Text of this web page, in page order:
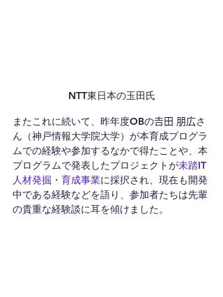
NTT東日本の玉田氏
またこれに続いて、昨年度OBの𠮷田 朋広さ
ん（神戸情報大学院大学）が本育成プログラ
ムでの経験や参加するなかで得たことや、本
プログラムで発表したプロジェクトが未踏IT
人材発掘・育成事業に採択され、現在も開発
中である経験などを語り、参加者たちは先輩
の貴重な経験談に耳を傾けました。